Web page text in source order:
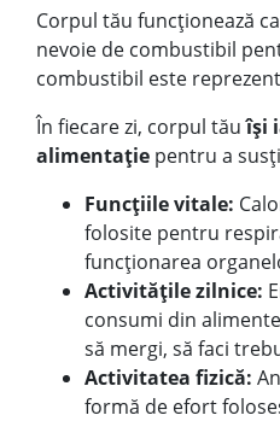
Corpul tău funcționează
nevoie de combustibil
combustibil este
În fiecare zi, corpul tăuîși
alimentație pentru a
Funcțiile vitale:
folosite pentru
funcționarea
Activitățile zilnice:
consumi din
să mergi, să faci
Activitatea fizică:
formă de efort